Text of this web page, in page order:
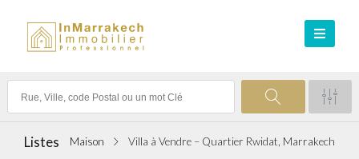
Listes Maison Villa à Vendre – Quartier Rwidat, Marrakech